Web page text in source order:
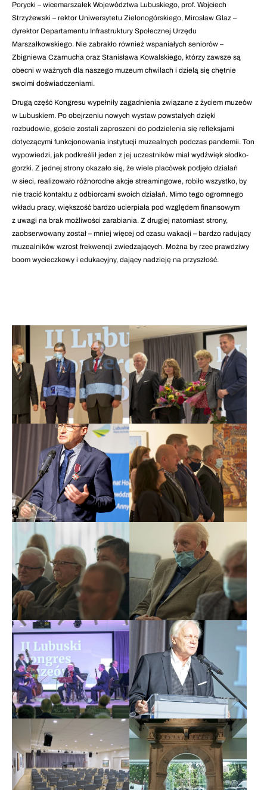
Porycki – wicemarszałek Województwa Lubuskiego, prof. Wojciech
Strzyżewski – rektor Uniwersytetu Zielonogórskiego, Mirosław Glaz –
dyrektor Departamentu Infrastruktury Społecznej Urzędu
Marszałkowskiego. Nie zabrakło również wspaniałych seniorów –
Zbigniewa Czarnucha oraz Stanisława Kowalskiego, którzy zawsze są
obecni w ważnych dla naszego muzeum chwilach i dzielą się chętnie
swoimi doświadczeniami.
Drugą część Kongresu wypełniły zagadnienia związane z życiem muzeów
w Lubuskiem. Po obejrzeniu nowych wystaw powstałych dzięki
rozbudowie, goście zostali zaproszeni do podzielenia się refleksjami
dotyczącymi funkcjonowania instytucji muzealnych podczas pandemii. Ton
wypowiedzi, jak podkreślił jeden z jej uczestników miał wydźwięk słodko-
gorzki. Z jednej strony okazało się, że wiele placówek podjęło działań
w sieci, realizowało różnorodne akcje streamingowe, robiło wszystko, by
nie tracić kontaktu z odbiorcami swoich działań. Mimo tego ogromnego
wkładu pracy, większość bardzo ucierpiała pod względem finansowym
z uwagi na brak możliwości zarabiania. Z drugiej natomiast strony,
zaobserwowany został – mniej więcej od czasu wakacji – bardzo radujący
muzealników wzrost frekwencji zwiedzających. Można by rzec prawdziwy
boom wycieczkowy i edukacyjny, dający nadzieję na przyszłość.